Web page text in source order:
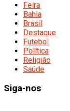
Feira
Bahia
Brasil
Destaque
Futebol
Política
Religião
Saúde
Siga-nos